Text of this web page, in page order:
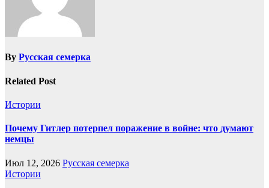
By Русская семерка
Related Post
Истории
Почему Гитлер потерпел поражение в войне: что думают
немцы
Июл 12, 2026 Русская семерка
Истории